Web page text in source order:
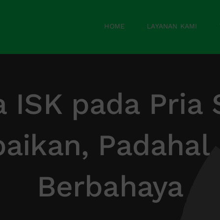
HOME LAYANAN KAMI
ISK pada Pria
Padahal
Berbahaya